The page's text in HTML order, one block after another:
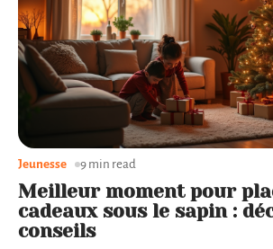
Meilleur moment pour
cadeaux sous le sapin :
conseils
Jeunesse 9 min read